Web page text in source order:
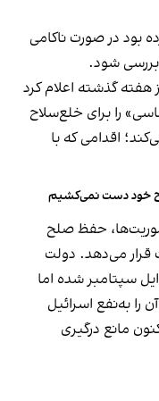
بود در صورت ناکامی
بررسی شود.
هفته گذشته اعلام کرد
را برای خلع‌سلاح
اقدامی که با
خود دست نمی‌کشیم
حفظ صلح
قرار می‌دهد. دولت
سپتامبر شده اما
را به‌نفع اسرائیل
است. آتش‌بس نوامبر ۲۰۲۴ تاکنون مانع درگیری